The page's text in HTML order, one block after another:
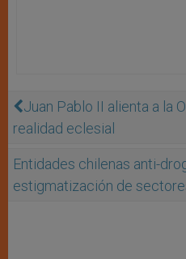
Juan Pablo II alienta a la
realidad eclesial
Entidades chilenas anti-
estigmatización de